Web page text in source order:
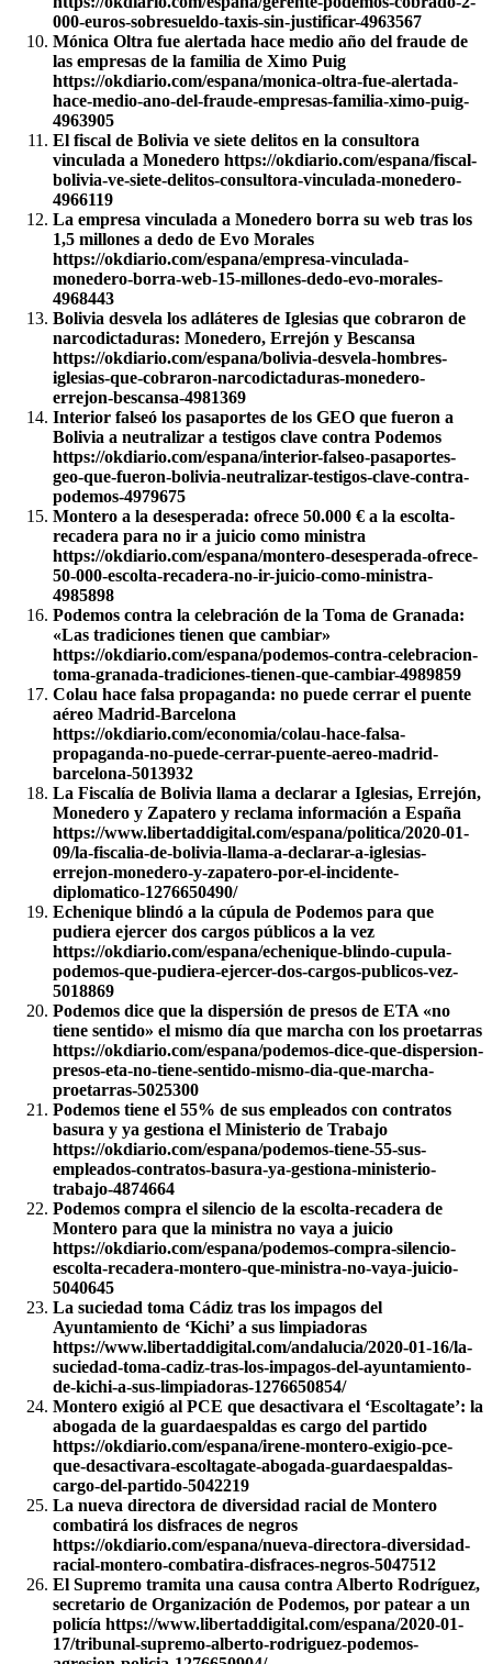
000-euros-sobresueldo-taxis-sin-justificar-4963567
Mónica Oltra fue alertada hace medio año del fraude de
las empresas de la familia de Ximo Puig
https://okdiario.com/espana/monica-oltra-fue-alertada-
hace-medio-ano-del-fraude-empresas-familia-ximo-puig-
4963905
El fiscal de Bolivia ve siete delitos en la consultora
vinculada a Monedero https://okdiario.com/espana/fiscal-
bolivia-ve-siete-delitos-consultora-vinculada-monedero-
4966119
La empresa vinculada a Monedero borra su web tras los
1,5 millones a dedo de Evo Morales
https://okdiario.com/espana/empresa-vinculada-
monedero-borra-web-15-millones-dedo-evo-morales-
4968443
Bolivia desvela los adláteres de Iglesias que cobraron de
narcodictaduras: Monedero, Errejón y Bescansa
https://okdiario.com/espana/bolivia-desvela-hombres-
iglesias-que-cobraron-narcodictaduras-monedero-
errejon-bescansa-4981369
Interior falseó los pasaportes de los GEO que fueron a
Bolivia a neutralizar a testigos clave contra Podemos
https://okdiario.com/espana/interior-falseo-pasaportes-
geo-que-fueron-bolivia-neutralizar-testigos-clave-contra-
podemos-4979675
Montero a la desesperada: ofrece 50.000 € a la escolta-
recadera para no ir a juicio como ministra
https://okdiario.com/espana/montero-desesperada-ofrece-
50-000-escolta-recadera-no-ir-juicio-como-ministra-
4985898
Podemos contra la celebración de la Toma de Granada:
«Las tradiciones tienen que cambiar»
https://okdiario.com/espana/podemos-contra-celebracion-
toma-granada-tradiciones-tienen-que-cambiar-4989859
Colau hace falsa propaganda: no puede cerrar el puente
aéreo Madrid-Barcelona
https://okdiario.com/economia/colau-hace-falsa-
propaganda-no-puede-cerrar-puente-aereo-madrid-
barcelona-5013932
La Fiscalía de Bolivia llama a declarar a Iglesias, Errejón,
Monedero y Zapatero y reclama información a España
https://www.libertaddigital.com/espana/politica/2020-01-
09/la-fiscalia-de-bolivia-llama-a-declarar-a-iglesias-
errejon-monedero-y-zapatero-por-el-incidente-
diplomatico-1276650490/
Echenique blindó a la cúpula de Podemos para que
pudiera ejercer dos cargos públicos a la vez
https://okdiario.com/espana/echenique-blindo-cupula-
podemos-que-pudiera-ejercer-dos-cargos-publicos-vez-
5018869
Podemos dice que la dispersión de presos de ETA «no
tiene sentido» el mismo día que marcha con los proetarras
https://okdiario.com/espana/podemos-dice-que-dispersion-
presos-eta-no-tiene-sentido-mismo-dia-que-marcha-
proetarras-5025300
Podemos tiene el 55% de sus empleados con contratos
basura y ya gestiona el Ministerio de Trabajo
https://okdiario.com/espana/podemos-tiene-55-sus-
empleados-contratos-basura-ya-gestiona-ministerio-
trabajo-4874664
Podemos compra el silencio de la escolta-recadera de
Montero para que la ministra no vaya a juicio
https://okdiario.com/espana/podemos-compra-silencio-
escolta-recadera-montero-que-ministra-no-vaya-juicio-
5040645
La suciedad toma Cádiz tras los impagos del
Ayuntamiento de ‘Kichi’ a sus limpiadoras
https://www.libertaddigital.com/andalucia/2020-01-16/la-
suciedad-toma-cadiz-tras-los-impagos-del-ayuntamiento-
de-kichi-a-sus-limpiadoras-1276650854/
Montero exigió al PCE que desactivara el ‘Escoltagate’: la
abogada de la guardaespaldas es cargo del partido
https://okdiario.com/espana/irene-montero-exigio-pce-
que-desactivara-escoltagate-abogada-guardaespaldas-
cargo-del-partido-5042219
La nueva directora de diversidad racial de Montero
combatirá los disfraces de negros
https://okdiario.com/espana/nueva-directora-diversidad-
racial-montero-combatira-disfraces-negros-5047512
El Supremo tramita una causa contra Alberto Rodríguez,
secretario de Organización de Podemos, por patear a un
policía https://www.libertaddigital.com/espana/2020-01-
17/tribunal-supremo-alberto-rodriguez-podemos-